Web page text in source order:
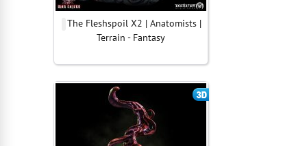
The Fleshspoil X2 | Anatomists |
Terrain - Fantasy